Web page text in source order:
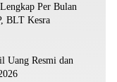
Per Bulan
BLT Kesra
Uang Resmi dan